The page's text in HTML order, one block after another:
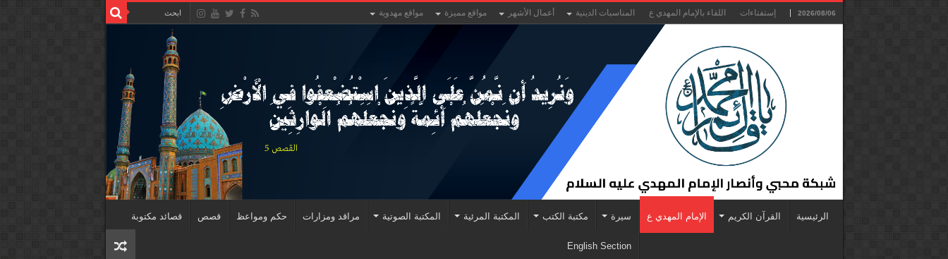
2026/08/06 إستفتاءات اللقاء بالإمام المهدي ع المناسبات الدينية أعمال الأشهر مواقع مميزة مواقع مهدوية
الرئيسية القرآن الكريم الإمام المهدي ع سيرة مكتبة الكتب المكتبة المرئية المكتبة الصوتية مراقد ومزارات حكم ومواعظ قصص قصائد مكتوبة
English Section